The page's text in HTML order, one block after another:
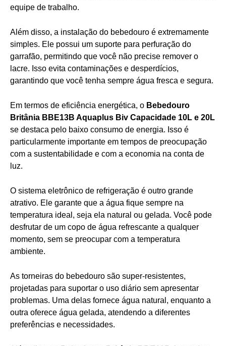
equipe de trabalho.
Além disso, a instalação do bebedouro é extremamente
simples. Ele possui um suporte para perfuração do
garrafão, permitindo que você não precise remover o
lacre. Isso evita contaminações e desperdícios,
garantindo que você tenha sempre água fresca e segura.
Em termos de eficiência energética, o Bebedouro
Britânia BBE13B Aquaplus Biv Capacidade 10L e 20L
se destaca pelo baixo consumo de energia. Isso é
particularmente importante em tempos de preocupação
com a sustentabilidade e com a economia na conta de
luz.
O sistema eletrônico de refrigeração é outro grande
atrativo. Ele garante que a água fique sempre na
temperatura ideal, seja ela natural ou gelada. Você pode
desfrutar de um copo de água refrescante a qualquer
momento, sem se preocupar com a temperatura
ambiente.
As torneiras do bebedouro são super-resistentes,
projetadas para suportar o uso diário sem apresentar
problemas. Uma delas fornece água natural, enquanto a
outra oferece água gelada, atendendo a diferentes
preferências e necessidades.